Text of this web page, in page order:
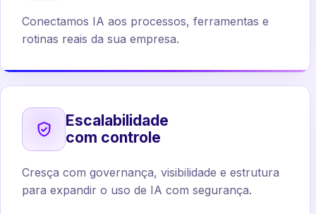
Conectamos IA aos processos, ferramentas e
rotinas reais da sua empresa.
Escalabilidade
com controle
Cresça com governança, visibilidade e estrutura
para expandir o uso de IA com segurança.